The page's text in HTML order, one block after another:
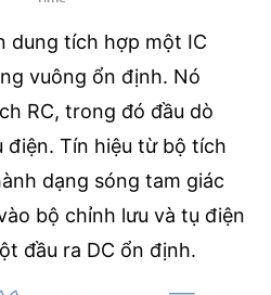
dung tích hợp một IC
vuông ổn định. Nó
RC, trong đó đầu dò
Tín hiệu từ bộ tích
dạng sóng tam giác
bộ chỉnh lưu và tụ điện
đầu ra DC ổn định.